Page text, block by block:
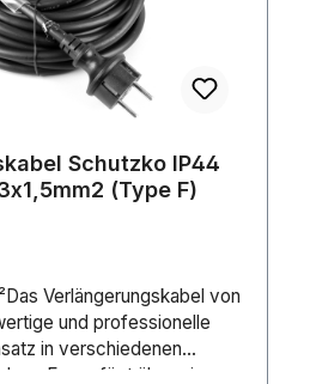
Schutzko IP44
(Type F)
Verlängerungskabel von
und professionelle
in verschiedenen
Es verfügt über einen